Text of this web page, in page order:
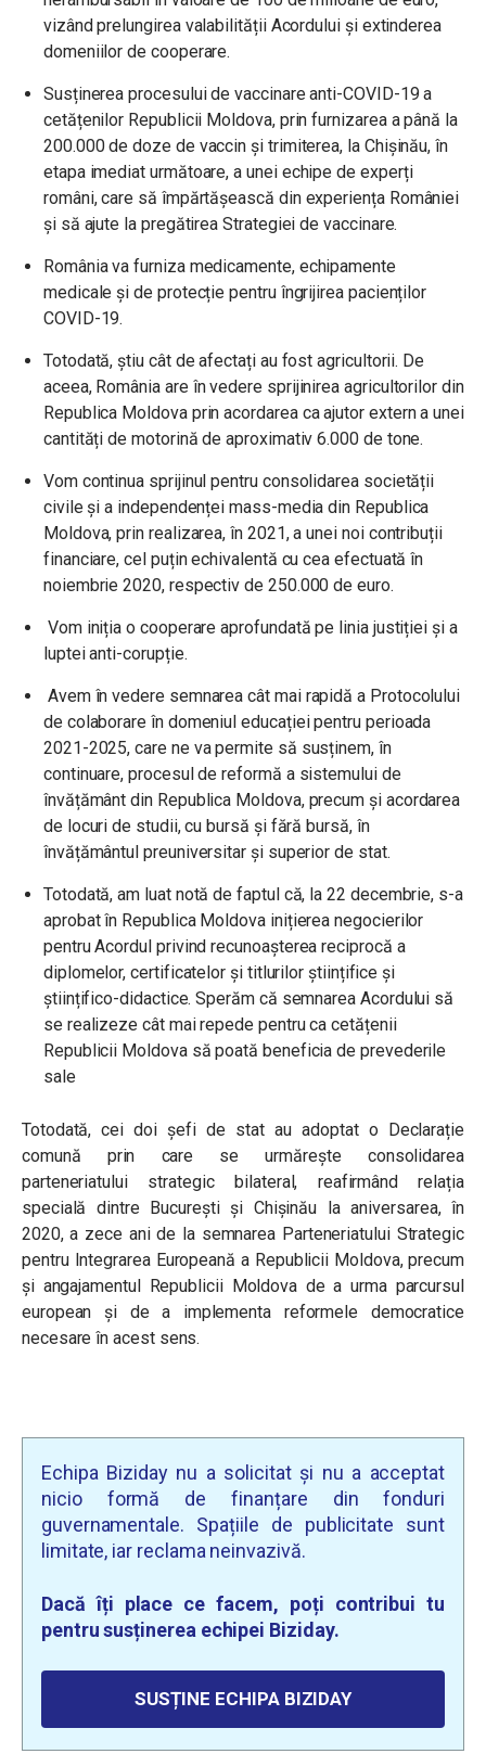
vizând prelungirea valabilității Acordului și extinderea
domeniilor de cooperare.
Susținerea procesului de vaccinare anti-COVID-19 a
cetățenilor Republicii Moldova, prin furnizarea a până la
200.000 de doze de vaccin și trimiterea, la Chișinău, în
etapa imediat următoare, a unei echipe de experți
români, care să împărtășească din experiența României
și să ajute la pregătirea Strategiei de vaccinare.
România va furniza medicamente, echipamente
medicale și de protecție pentru îngrijirea pacienților
COVID-19.
Totodată, știu cât de afectați au fost agricultorii. De
aceea, România are în vedere sprijinirea agricultorilor din
Republica Moldova prin acordarea ca ajutor extern a unei
cantități de motorină de aproximativ 6.000 de tone.
Vom continua sprijinul pentru consolidarea societății
civile și a independenței mass-media din Republica
Moldova, prin realizarea, în 2021, a unei noi contribuții
financiare, cel puțin echivalentă cu cea efectuată în
noiembrie 2020, respectiv de 250.000 de euro.
Vom iniția o cooperare aprofundată pe linia justiției şi a
luptei anti-corupție.
Avem în vedere semnarea cât mai rapidă a Protocolului
de colaborare în domeniul educației pentru perioada
2021-2025, care ne va permite să susținem, în
continuare, procesul de reformă a sistemului de
învățământ din Republica Moldova, precum și acordarea
de locuri de studii, cu bursă și fără bursă, în
învățământul preuniversitar și superior de stat.
Totodată, am luat notă de faptul că, la 22 decembrie, s-a
aprobat în Republica Moldova inițierea negocierilor
pentru Acordul privind recunoașterea reciprocă a
diplomelor, certificatelor și titlurilor științifice și
științifico-didactice. Sperăm că semnarea Acordului să
se realizeze cât mai repede pentru ca cetățenii
Republicii Moldova să poată beneficia de prevederile
sale
Totodată, cei doi șefi de stat au adoptat o Declarație
comună prin care se urmărește consolidarea
parteneriatului strategic bilateral, reafirmând relația
specială dintre București și Chișinău la aniversarea, în
2020, a zece ani de la semnarea Parteneriatului Strategic
pentru Integrarea Europeană a Republicii Moldova, precum
și angajamentul Republicii Moldova de a urma parcursul
european și de a implementa reformele democratice
necesare în acest sens.
Echipa Biziday nu a solicitat și nu a acceptat
nicio formă de finanțare din fonduri
guvernamentale. Spațiile de publicitate sunt
limitate, iar reclama neinvazivă.
Dacă îți place ce facem, poți contribui tu
pentru susținerea echipei Biziday.
SUSȚINE ECHIPA BIZIDAY